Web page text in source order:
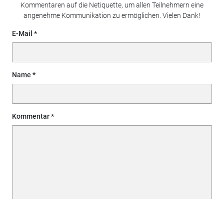
Kommentaren auf die Netiquette, um allen Teilnehmern eine
angenehme Kommunikation zu ermöglichen. Vielen Dank!
E-Mail
Name
Kommentar